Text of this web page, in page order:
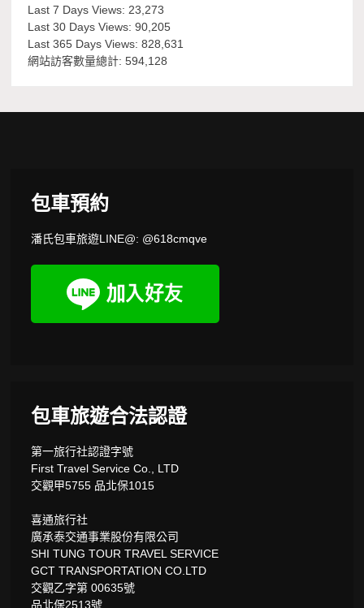
Last 7 Days Views: 23,273
Last 30 Days Views:90,205
Last 365 Days Views:828,631
網站訪客數量總計:594,128
包車預約
潘氏包車旅遊LINE@: @618cmqve
包車旅遊合法認證
第一旅行社認證字號
First Travel Service Co., LTD
交觀甲5755 品北保1015
喜通旅行社
廣承泰交通事業股份有限公司
SHI TUNG TOUR TRAVEL SERVICE
GCT TRANSPORTATION CO.LTD
交觀乙字第 00635號
品北保2513號